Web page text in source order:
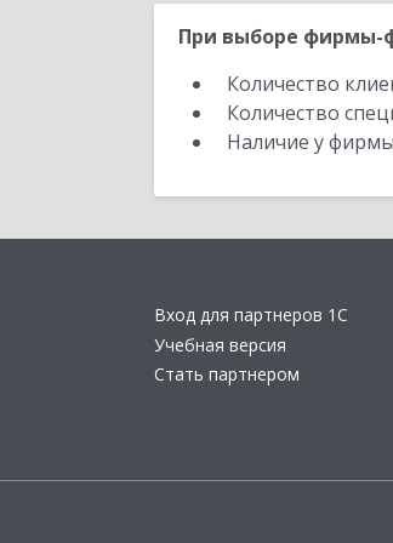
При выборе фирмы-
Количество
Количество
Наличие у фирмы
Вход для партнеров 1С
Учебная версия
Стать партнером